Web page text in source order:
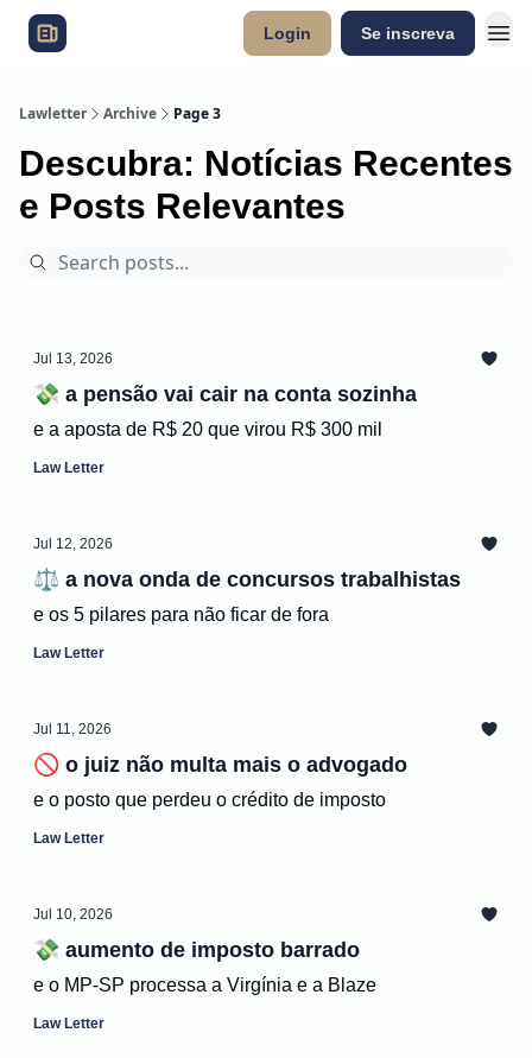
Login Se inscreva
Lawletter Archive Page 3
Descubra: Notícias Recentes
e Posts Relevantes
Jul 13, 2026
💸 a pensão vai cair na conta sozinha
e a aposta de R$ 20 que virou R$ 300 mil
Law Letter
Jul 12, 2026
⚖️ a nova onda de concursos trabalhistas
e os 5 pilares para não ficar de fora
Law Letter
Jul 11, 2026
🚫 o juiz não multa mais o advogado
e o posto que perdeu o crédito de imposto
Law Letter
Jul 10, 2026
💸 aumento de imposto barrado
e o MP-SP processa a Virgínia e a Blaze
Law Letter